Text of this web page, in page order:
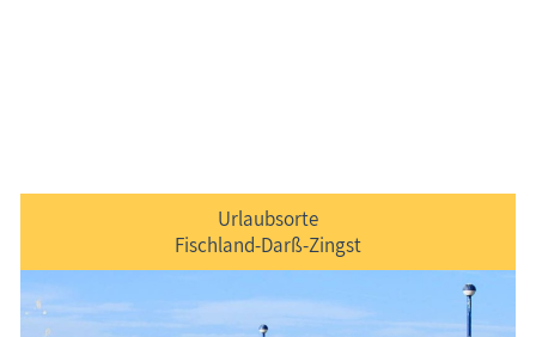
Urlaubsorte
Fischland-Darß-Zingst